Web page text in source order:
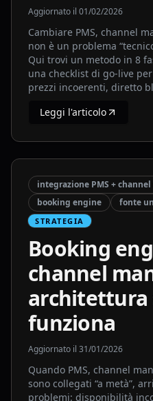
Aggiornato il 01/02/2026
Cambiare PMS, channel
non è un problema
Qui trovi un metodo in 8
una checklist di go-live
prezzi incoerenti, diretto
Leggi l'articolo
integrazione PMS +
booking engine
fonte
STRATEGIA
Booking
channel
architettura
funziona
Aggiornato il 31/01/2026
Quando PMS, channel
sono collegati “a metà”,
problemi: disponibilità